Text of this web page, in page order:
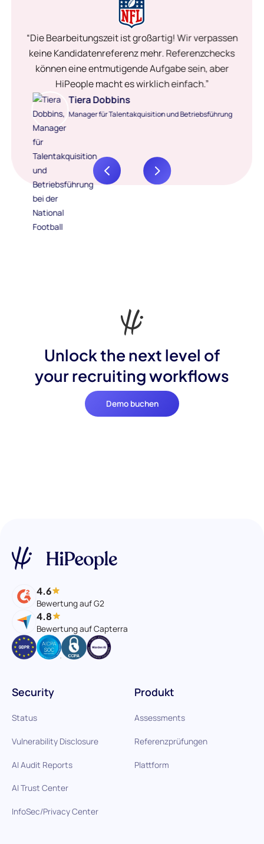
“Die Bearbeitungszeit ist großartig! Wir verpassen
keine Kandidatenreferenz mehr. Referenzchecks
können eine entmutigende Aufgabe sein, aber
HiPeople macht es wirklich einfach.”
Tiera Dobbins
Manager für Talentakquisition und Betriebsführung
Unlock the next level of
your recruiting workflows
Demo buchen
4.6
Bewertung auf G2
4.8
Bewertung auf Capterra
Produkt
Assessments
Referenzprüfungen
Plattform
Security
Status
Vulnerability Disclosure
AI Audit Reports
AI Trust Center
InfoSec/Privacy Center